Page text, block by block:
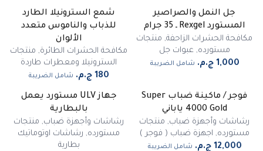
غير متوفر
جل النمل والصراصير
المستورد Rexgel ـ 35 جرام
مكافحة الحشرات الزاحفة, منتجات
مستورده,عبوات جل
شامل الضريبة
شمع السترونيلا الطارد
للذباب والناموس متعدد
الألوان
مكافحة الحشرات الطائرة, منتجات
السترونيلا ومعطرات طاردة
شامل الضريبة
غير متوفرفوجر / ماكينة ضباب Super
4000 Gold ياباني
رشاشات وأجهزة ضباب, منتجات
مستورده, اجهزة ضباب ( فوجر )
شامل الضريبة
جهاز ULV مستورد يعمل
بالبطارية
رشاشات وأجهزة ضباب, منتجات
مستورده, رشاشات اوتوماتيك
بطارية